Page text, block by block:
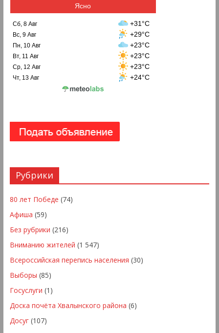
Ясно
Сб, 8 Авг +31°C
Вс, 9 Авг +29°C
Пн, 10 Авг +23°C
Вт, 11 Авг +23°C
Ср, 12 Авг +23°C
Чт, 13 Авг +24°C
Рубрики
80 лет Победе (74)
Афиша (59)
Без рубрики (216)
Вниманию жителей (1 547)
Всероссийская перепись населения (30)
Выборы (85)
Госуслуги (1)
Доска почёта Хвалынского района (6)
Досуг(107)